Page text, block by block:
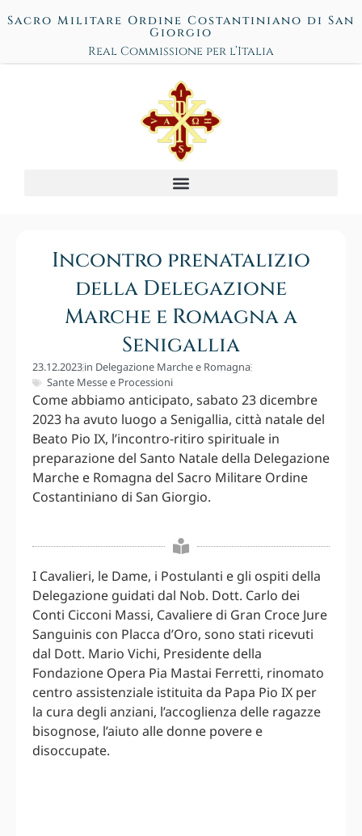
Sacro Militare Ordine Costantiniano di San
Giorgio
Real Commissione per l’Italia
Incontro prenatalizio
della Delegazione
Marche e Romagna a
Senigallia
23.12.2023in Delegazione Marche e Romagna
Sante Messe e Processioni
Come abbiamo anticipato, sabato 23 dicembre
2023 ha avuto luogo a Senigallia, città natale del
Beato Pio IX, l’incontro-ritiro spirituale in
preparazione del Santo Natale della Delegazione
Marche e Romagna del Sacro Militare Ordine
Costantiniano di San Giorgio.
I Cavalieri, le Dame, i Postulanti e gli ospiti della
Delegazione guidati dal Nob. Dott. Carlo dei
Conti Cicconi Massi, Cavaliere di Gran Croce Jure
Sanguinis con Placca d’Oro, sono stati ricevuti
dal Dott. Mario Vichi, Presidente della
Fondazione Opera Pia Mastai Ferretti, rinomato
centro assistenziale istituita da Papa Pio IX per
la cura degli anziani, l’accoglienza delle ragazze
bisognose, l’aiuto alle donne povere e
disoccupate.